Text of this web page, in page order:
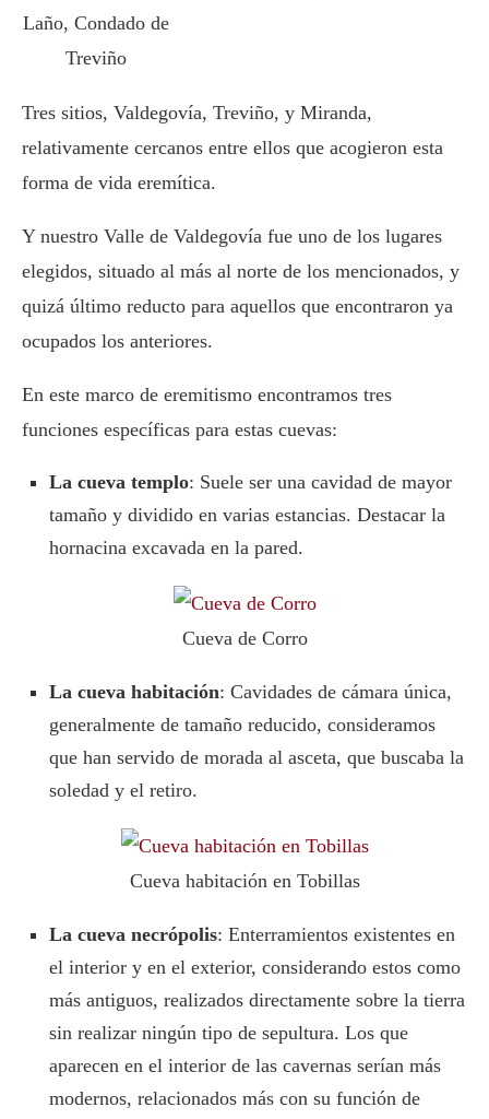
Laño, Condado de
Treviño
Tres sitios, Valdegovía, Treviño, y Miranda,
relativamente cercanos entre ellos que acogieron esta
forma de vida eremítica.
Y nuestro Valle de Valdegovía fue uno de los lugares
elegidos, situado al más al norte de los mencionados, y
quizá último reducto para aquellos que encontraron ya
ocupados los anteriores.
En este marco de eremitismo encontramos tres
funciones específicas para estas cuevas:
La cueva templo: Suele ser una cavidad de mayor
tamaño y dividido en varias estancias. Destacar la
hornacina excavada en la pared.
Cueva de Corro
La cueva habitación: Cavidades de cámara única,
generalmente de tamaño reducido, consideramos
que han servido de morada al asceta, que buscaba la
soledad y el retiro.
Cueva habitación en Tobillas
La cueva necrópolis: Enterramientos existentes en
el interior y en el exterior, considerando estos como
más antiguos, realizados directamente sobre la tierra
sin realizar ningún tipo de sepultura. Los que
aparecen en el interior de las cavernas serían más
modernos, relacionados más con su función de